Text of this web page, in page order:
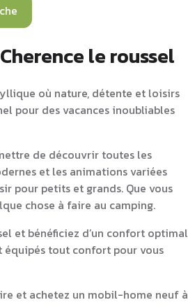
le roussel
où nature, détente et loisirs
pour des vacances inoubliables
de découvrir toutes les
et les animations variées
pour petits et grands. Que vous
chose à faire au camping.
et bénéficiez d’un confort optimal
équipés tout confort pour vous
et achetez un mobil-home neuf à